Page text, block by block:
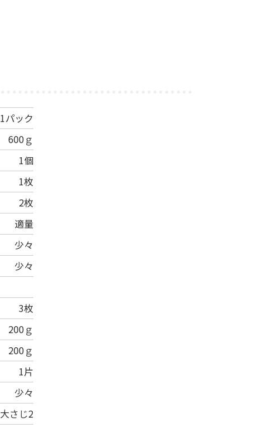
1パック
600ｇ
1個
1枚
2枚
適量
少々
少々
3枚
200ｇ
200ｇ
1片
少々
大さじ2